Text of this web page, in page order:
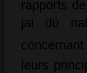
rapports
jai dû
leurs